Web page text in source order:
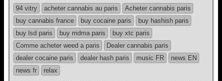
94 vitry acheter cannabis au paris
Acheter cannabis paris
buy cannabis france
buy cocaine paris
buy hashish paris
buy lsd paris
buy mdma paris
buy xtc paris
Comme acheter weed a paris
Dealer cannabis paris
dealer cocaine paris
dealer hash paris music FR
news EN
news fr
relax